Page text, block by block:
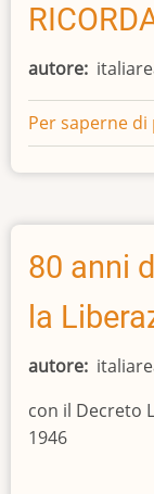
autore
Per saperne di
80 anni
la
autore
con il Decreto
1946